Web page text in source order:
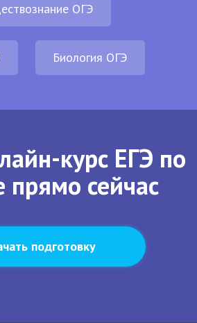
ОГЭ
Биология ОГЭ
курс ЕГЭ по
прямо сейчас
подготовку